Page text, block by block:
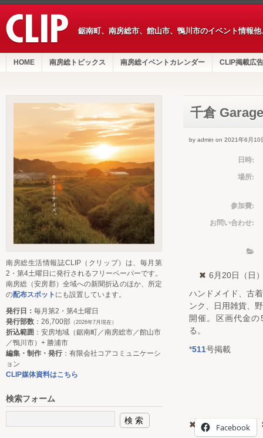
鋸南町、南房総市、館山市、鴨川市のイベント情報
HOME 南房総トピックス 南房総イベントカレンダー CLIP掲載広告
千倉
by admin on 2021年6月10
日時:
場所:
参加費:
お問い合わせ:
6月20日（日
ハンドメイド、古
ンク、日用雑貨、
開催。区画代金
る。
*511号掲載
Facebook
南房総生活情報誌CLIP（クリップ）は、毎月第
2・第4土曜日に発行されるフリーペーパーです。
南房総（安房郡）全域への新聞折込のほか、所定
の配布スポット にも設置しています。
発行日： 毎月第2・第4土曜日
発行部数 ：26,700部 （2026年7月現在）
折込範囲 ：安房地域（鋸南町／南房総市／館山市
／鴨川市）+ 勝浦市
編集・制作・発行：有限会社コアコミュニケーシ
ョン
CLIP媒体資料はこちら
検索フォーム